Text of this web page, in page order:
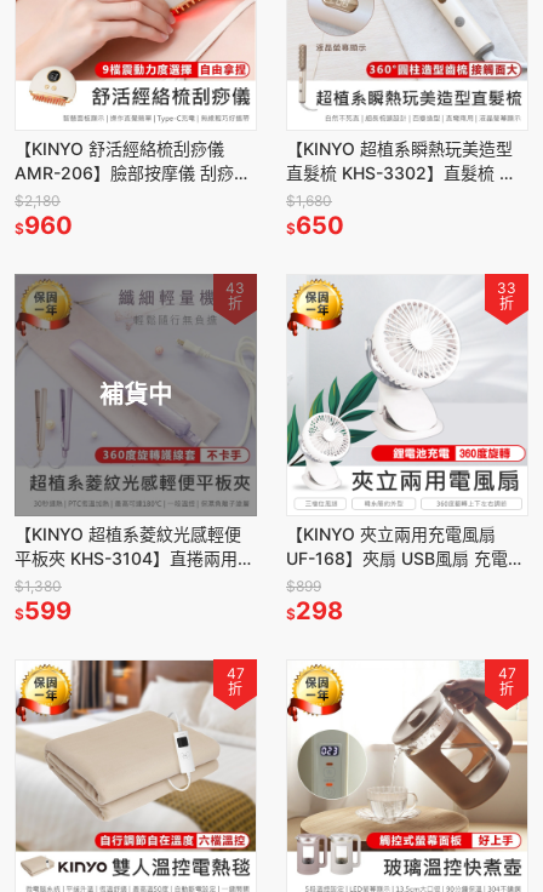
【KINYO 舒活經絡梳刮痧儀
AMR-206】臉部按摩儀 刮痧儀
經絡按摩儀 美容儀 頭部按摩儀
美容按摩儀
$2,180
$960
【KINYO 超植系瞬熱玩美造型
直髮梳 KHS-3302】直髮梳 造
型梳 順髮梳 自動斷電 陶瓷塗層
直捲兩用
$1,680
$650
補貨中
43
折
【KINYO 超植系菱紋光感輕便
平板夾 KHS-3104】直捲兩用
平板夾 離子夾 國際電壓 負離子
陶瓷塗層 附收納袋
$1,380
$599
33
折
【KINYO 夾立兩用充電風扇
UF-168】夾扇 USB風扇 充電風
扇 手持風扇 桌面風扇 三檔風速
$899
$298
47
折
47
折